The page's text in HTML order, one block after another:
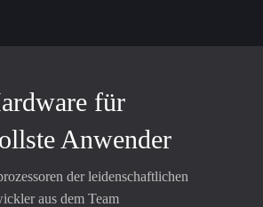
für
Anwender
der leidenschaftlichen
aus dem Team